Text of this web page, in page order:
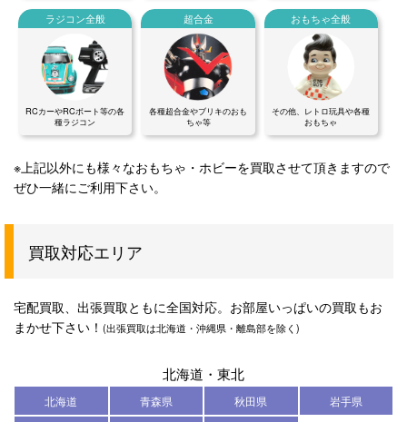
ラジコン全般
RCカーやRCボート等の各
種ラジコン
超合金
各種超合金やブリキのおも
ちゃ等
おもちゃ全般
その他、レトロ玩具や各種
おもちゃ
※上記以外にも様々なおもちゃ・ホビーを買取させて頂きますので
ぜひ一緒にご利用下さい。
買取対応エリア
宅配買取、出張買取ともに全国対応。お部屋いっぱいの買取もお
まかせ下さい！ (出張買取は北海道・沖縄県・離島部を除く)
北海道・東北
北海道 青森県 秋田県
岩手県